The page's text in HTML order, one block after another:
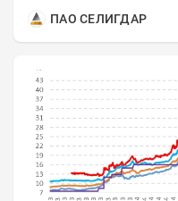
ПАО СЕЛИГДАР